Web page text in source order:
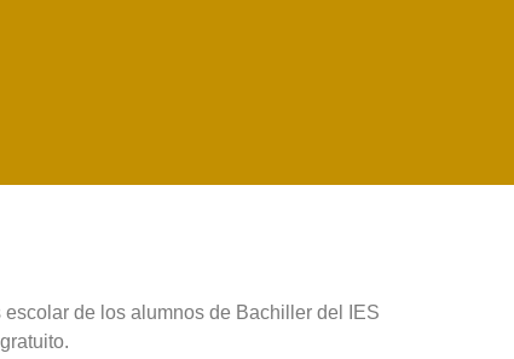
de los alumnos de Bachiller del IES